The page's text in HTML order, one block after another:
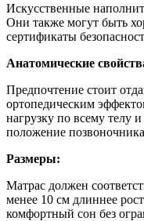
Искусственные
Они также могут быть
сертификаты
Анатомические
Предпочтение стоит
ортопедическим
нагрузку по всему телу
положение
Размеры:
Матрас должен
менее 10 см длиннее
комфортный сон без